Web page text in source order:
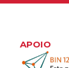
APOIO